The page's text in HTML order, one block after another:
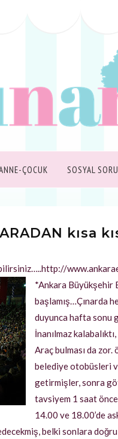
ÇOCUK SOSYAL
kısa
*Ankara Büyükşehir
başlamış…Çınarda
duyunca hafta sonu
İnanılmaz
Araç bulması da zor.
belediye otobüsleri
getirmişler, sonra
tavsiyem 1 saat
14.00 ve 18.00’de
belki sonlara